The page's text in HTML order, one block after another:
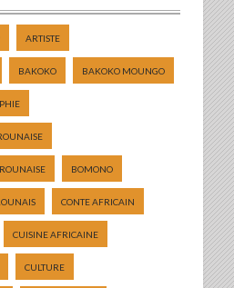
ARTISTE
BAKOKO BAKOKO MOUNGO
BOMONO
CONTE AFRICAIN
CUISINE AFRICAINE
CULTURE